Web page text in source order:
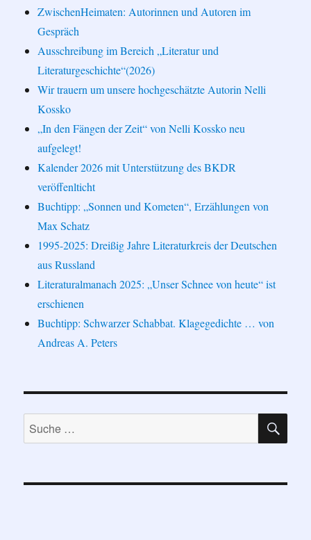
ZwischenHeimaten: Autorinnen und Autoren im
Gespräch
Ausschreibung im Bereich „Literatur und
Literaturgeschichte“(2026)
Wir trauern um unsere hochgeschätzte Autorin Nelli
Kossko
„In den Fängen der Zeit“ von Nelli Kossko neu
aufgelegt!
Kalender 2026 mit Unterstützung des BKDR
veröffenlticht
Buchtipp: „Sonnen und Kometen“, Erzählungen von
Max Schatz
1995-2025: Dreißig Jahre Literaturkreis der Deutschen
aus Russland
Literaturalmanach 2025: „Unser Schnee von heute“ ist
erschienen
Buchtipp: Schwarzer Schabbat. Klagegedichte … von
Andreas A. Peters
Suche
nach: